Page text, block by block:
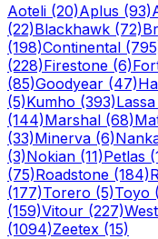
Aoteli (20)Aplus (93)
(22)Blackhawk (72)
(198)Continental
(228)Firestone (6)
(85)Goodyear (47)
(5)Kumho (393)Lassa
(144)Marshal (68)
(33)Minerva (6)
(3)Nokian (11)Petlas
(75)Roadstone (184)
(177)Torero (5)Toyo
(159)Vitour (227)
(1094)Zeetex (15)